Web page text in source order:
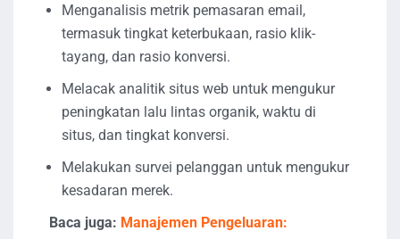
Menganalisis metrik pemasaran email,
termasuk tingkat keterbukaan, rasio klik-
tayang, dan rasio konversi.
Melacak analitik situs web untuk mengukur
peningkatan lalu lintas organik, waktu di
situs, dan tingkat konversi.
Melakukan survei pelanggan untuk mengukur
kesadaran merek.
Baca juga: Manajemen Pengeluaran: